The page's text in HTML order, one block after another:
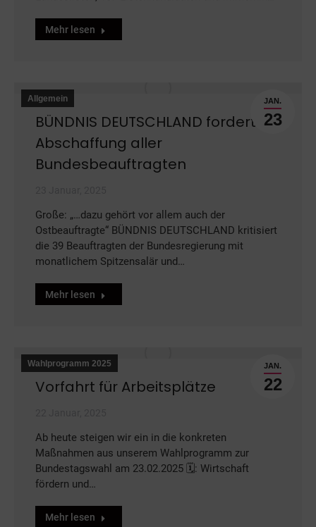
Mehr lesen
JAN.
23
Allgemein
BÜNDNIS DEUTSCHLAND fordert
Abschaffung aller
Bundesbeauftragten
Große: „…dazu gehört vor allem auch der
Ostbeauftragte“ BÜNDNIS DEUTSCHLAND kritisiert
die 39 Beauftragten der Bundesregierung mit
monatlichem Spitzensalär und…
Mehr lesen
JAN.
22
Wahlprogramm 2025
Vorfahrt für Arbeitsplätze
Ab heute steigen wir ein in die konkreten
Maßnahmen aus unserem Wahlprogramm zur
Bundestagswahl am 23.02.2025 🗓: Wirtschaft
fördern und…
Mehr lesen